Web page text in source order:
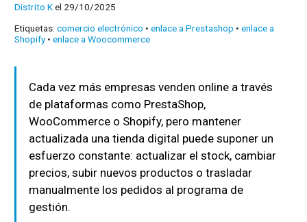
Distrito Kel 29/10/2025
Etiquetas:comercio electrónico •enlace a Prestashop •enlace a
Shopify•enlace a Woocommerce
Cada vez más empresas venden online a través
de plataformas como PrestaShop,
WooCommerce o Shopify, pero mantener
actualizada una tienda digital puede suponer un
esfuerzo constante: actualizar el stock, cambiar
precios, subir nuevos productos o trasladar
manualmente los pedidos al programa de
gestión.